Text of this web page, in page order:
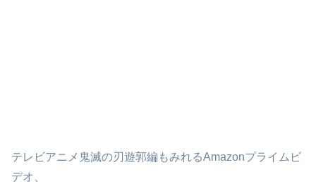
テレビアニメ鬼滅の刃遊郭編もみれるAmazonプライムビ
デオ、